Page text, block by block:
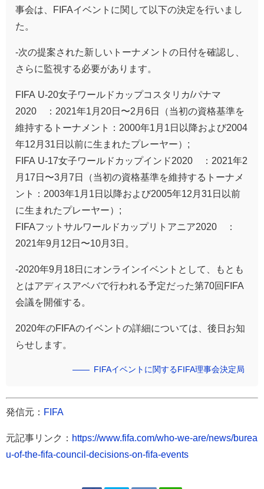
事会は、FIFAイベントに関して以下の決定を行いまし
た。
-次の提案された新しいトーナメントの日付を確認し、
さらに監視する必要があります。
FIFA U-20女子ワールドカップコスタリカ/パナマ
2020™：2021年1月20日〜2月6日（当初の資格基準を
維持するトーナメント：2000年1月1日以降および2004
年12月31日以前に生まれたプレーヤー）;
FIFA U-17女子ワールドカップインド2020™：2021年2
月17日〜3月7日（当初の資格基準を維持するトーナメ
ント：2003年1月1日以降および2005年12月31日以前
に生まれたプレーヤー）;
FIFAフットサルワールドカップリトアニア2020™：
2021年9月12日〜10月3日。
-2020年9月18日にオンラインイベントとして、もとも
とはアディスアベバで行われる予定だった第70回FIFA
会議を開催する。
2020年のFIFAのイベントの詳細については、後日お知
らせします。
FIFAイベントに関するFIFA理事会決定局
発信元： FIFA
元記事リンク： https://www.fifa.com/who-we-are/news/burea
u-of-the-fifa-council-decisions-on-fifa-events